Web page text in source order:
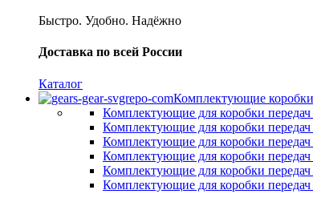
Быстро. Удобно. Надёжно
Доставка по всей России
Каталог
Комплектующие коробки
Комплектующие для коробки
Комплектующие для коробки
Комплектующие для коробки передач
Комплектующие для коробки передач
Комплектующие для коробки
Комплектующие для коробки